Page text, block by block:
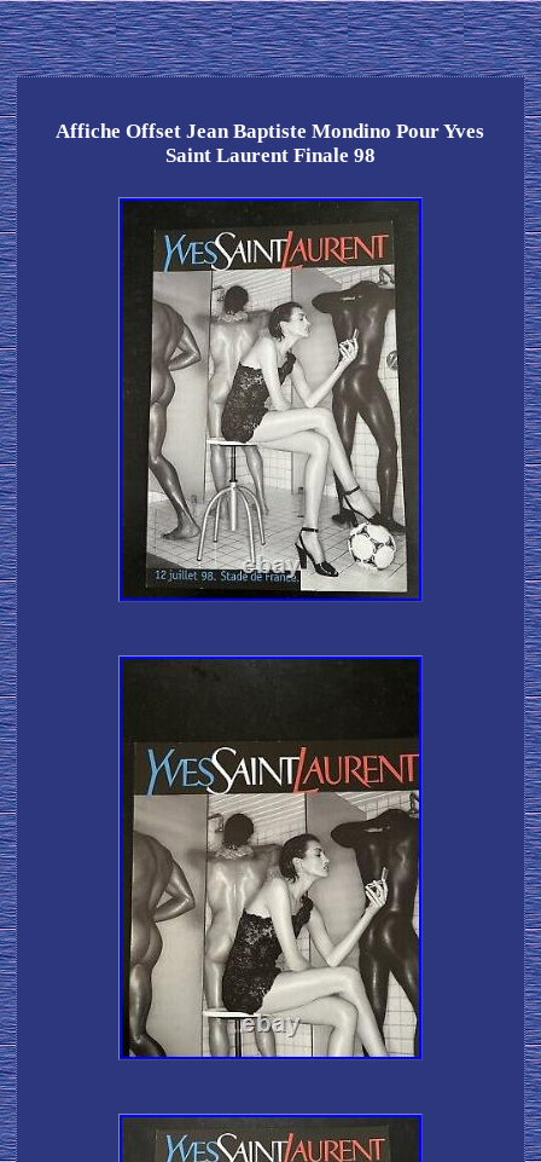
Affiche Offset Jean Baptiste Mondino Pour Yves
Saint Laurent Finale 98